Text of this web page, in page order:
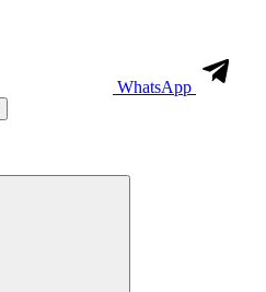
WhatsApp